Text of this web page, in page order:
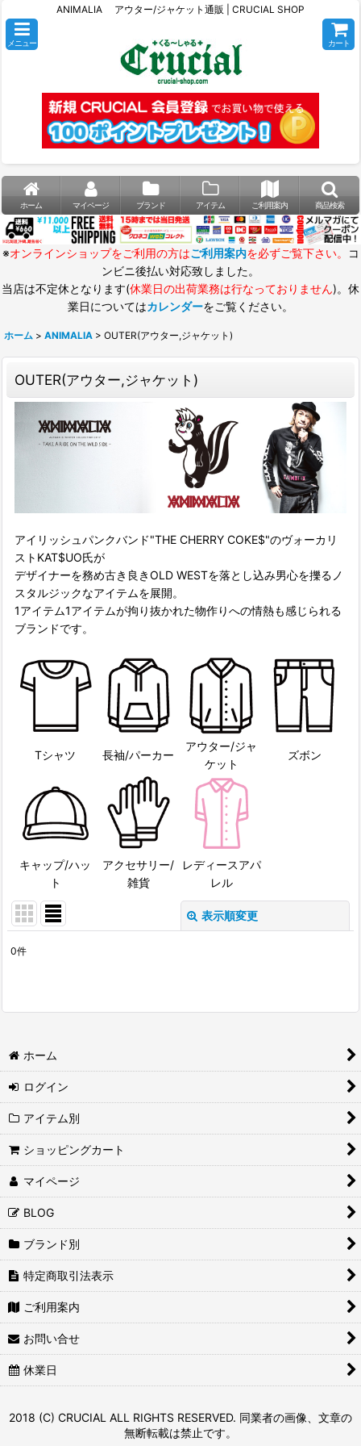
ANIMALIA アウター/ジャケット通販 | CRUCIAL SHOP
メニュー カート
ホーム マイページ ブランド アイテム ご利用案内 商品検索
※オンラインショップをご利用の方はご利用案内を必ずご覧下さい。
コ
ンビニ後払い対応致しました。
当店は不定休となります(休業日の出荷業務は行なっておりません)。休
業日についてはカレンダーをご覧ください。
ホーム > ANIMALIA > OUTER(アウター,ジャケット)
OUTER(アウター,ジャケット)
アイリッシュパンクバンド"THE CHERRY COKE$"のヴォーカリ
ストKAT$UO氏が
デザイナーを務め古き良きOLD WESTを落とし込み男心を擽るノ
スタルジックなアイテムを展開。
1アイテム1アイテムが拘り抜かれた物作りへの情熱も感じられる
ブランドです。
Tシャツ 長袖/パーカー
アウター/ジャ
ケット
ズボン
キャップ/ハッ
ト
アクセサリー/
雑貨
レディースアパ
レル
表示順変更
表示数
0件
ホーム
ログイン
アイテム別
ショッピングカート
マイページ
BLOG
ブランド別
特定商取引法表示
ご利用案内
お問い合せ
休業日
2018 (C) CRUCIAL ALL RIGHTS RESERVED. 同業者の画像、文章の
無断転載は禁止です。